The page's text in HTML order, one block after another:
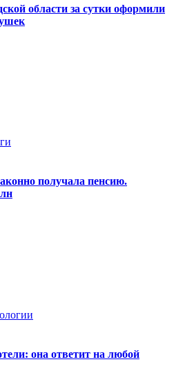
области за сутки оформили
получала пенсию.
она ответит на любой